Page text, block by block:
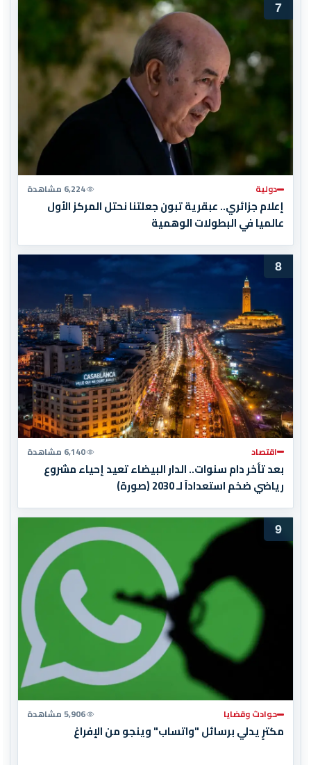
7
دولية 6,224 مشاهدة
إعلام جزائري.. عبقرية تبون جعلتنا نحتل المركز الأول
عالميا في البطولات الوهمية
8
اقتصاد 6,140 مشاهدة
بعد تأخر دام سنوات.. الدار البيضاء تعيد إحياء مشروع
رياضي ضخم استعداداً لـ 2030 (صورة)
9
حوادث وقضايا 5,906 مشاهدة
مكترٍ يدلي برسائل "واتساب" وينجو من الإفراغ